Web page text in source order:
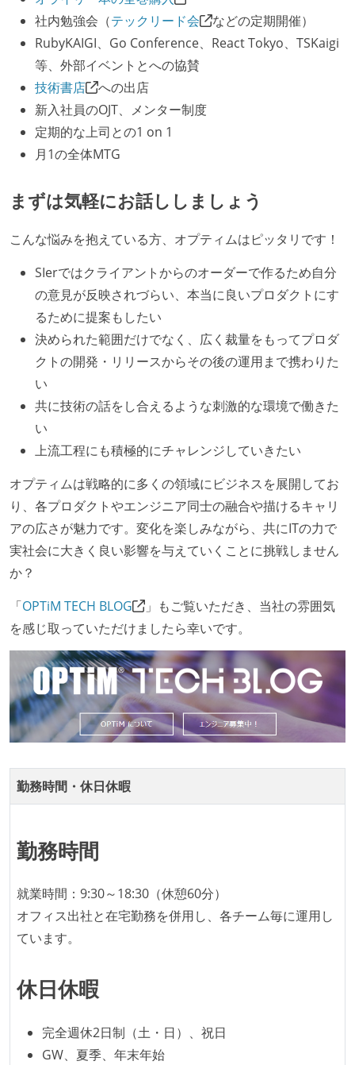
任で好きなものを使うことができる
企画を決定する場に、実装を担当する開発メンバーが
参加している
全体のスケジュール管理は、途中の成果を随時確認し
ながら、納期または盛り込む機能を柔軟に調整する形
で行う
プロダクトの開発言語やフレームワークなど主要な構
成技術は、基本的に最新版より1年以上ビハインドし
ていない
ーまたはペアプログラミングを実施している
「リファクタリングは随時行われるべき」という価値
観をメンバー全員が共有しており、日常的に実施して
いる
何らかのコーディング規約をチーム全体で遵守するよ
うにしている
テストの実施度
ほとんどのプロダクトコードに単体テストを記述、実
ほとんどの機能に受け入れテストを記述、実施してい
る
オープンな情報共有
ージャー以上の会議での議事録が社員にも公開されて
いる
労働環境の自由度
週2日リモート勤務のハイブリットワーク（週3出社）
2年以内に未就学児を子育てしながら働いていたエン
ジニアがいる
メンバーの多様性
外国籍の開発メンバーがいる
待遇・福利厚生
イベントへの業務参加やチケット負担など、会社とし
て、大規模カンファレンスへの参加を支援する制度が
ある
ストックオプションまたは自社株購入支援制度がある
選考プロセス
適性検査がある（SPIなど）
社内勉強会（テックリード会
などの定期開催）
RubyKAIGI、Go Conference、React Tokyo、TSKaigi
等、外部イベントとへの協賛
技術書店
への出店
新入社員のOJT、メンター制度
定期的な上司との1 on 1
月1の全体MTG
まずは気軽にお話ししましょう
こんな悩みを抱えている方、オプティムはピッタリです！
SIerではクライアントからのオーダーで作るため自分
の意見が反映されづらい、本当に良いプロダクトにす
るために提案もしたい
決められた範囲だけでなく、広く裁量をもってプロダ
クトの開発・リリースからその後の運用まで携わりた
い
共に技術の話をし合えるような刺激的な環境で働きた
い
上流工程にも積極的にチャレンジしていきたい
オプティムは戦略的に多くの領域にビジネスを展開してお
り、各プロダクトやエンジニア同士の融合や描けるキャリ
アの広さが魅力です。変化を楽しみながら、共にITの力で
実社会に大きく良い影響を与えていくことに挑戦しません
か？
「OPTiM TECH BLOG
」もご覧いただき、当社の雰囲気
を感じ取っていただけましたら幸いです。
勤務時間・休日休暇
勤務時間
就業時間：9:30～18:30（休憩60分）
オフィス出社と在宅勤務を併用し、各チーム毎に運用し
ています。
休日休暇
完全週休2日制（土・日）、祝日
GW、夏季、年末年始